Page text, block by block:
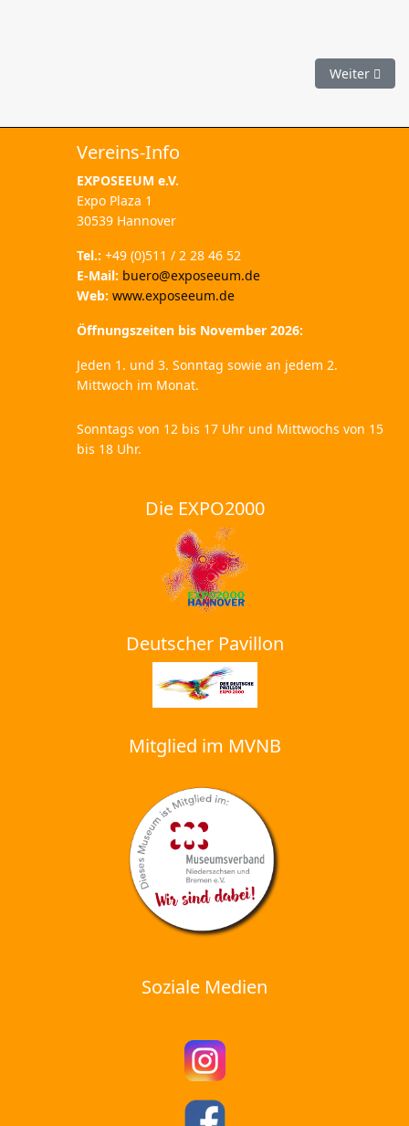
Nächster
Weiter
Vereins-Info
EXPOSEEUM e.V.
Expo Plaza 1
30539 Hannover
Tel.: +49 (0)511 / 2 28 46 52
E-Mail: buero@exposeeum.de
Web: www.exposeeum.de
Öffnungszeiten bis November 2026:
Jeden 1. und 3. Sonntag sowie an jedem 2.
Mittwoch im Monat.
Sonntags von 12 bis 17 Uhr und Mittwochs von 15
bis 18 Uhr.
Die EXPO2000
Deutscher Pavillon
Mitglied im MVNB
Soziale Medien